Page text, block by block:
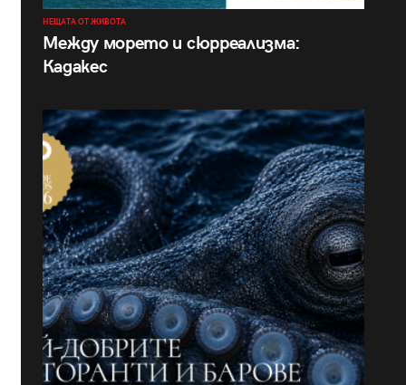
НЕЩАТА ОТ ЖИВОТА
Между морето и сюрреализма:
Кадакес